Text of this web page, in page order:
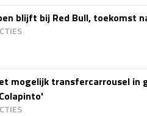
blijft bij Red Bull, toekomst
mogelijk transfercarrousel in